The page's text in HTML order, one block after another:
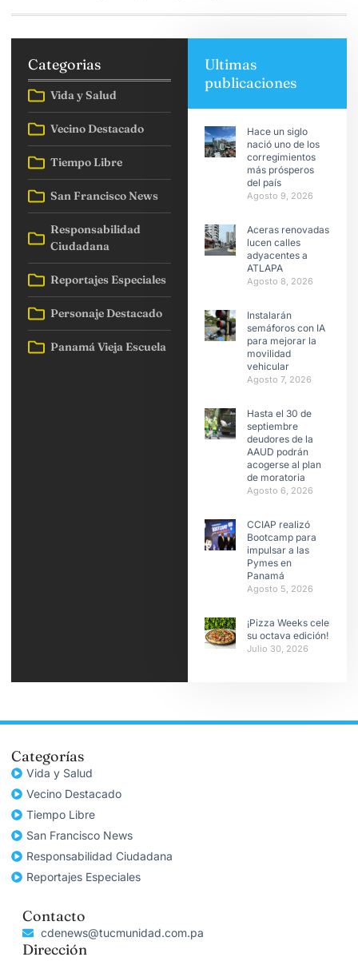
Categorias
Vida y Salud
Vecino Destacado
Tiempo Libre
San Francisco News
Responsabilidad
Ciudadana
Reportajes Especiales
Personaje Destacado
Panamá Vieja Escuela
Ultimas
publicaciones
Hace un siglo
nació uno de los
corregimientos
más prósperos
del país
Agosto 9, 2026
Aceras renovadas
lucen calles
adyacentes a
ATLAPA
Agosto 8, 2026
Instalarán
semáforos con IA
para mejorar la
movilidad
vehicular
Agosto 7, 2026
Hasta el 30 de
septiembre
deudores de la
AAUD podrán
acogerse al plan
de moratoria
Agosto 6, 2026
CCIAP realizó
Bootcamp para
impulsar a las
Pymes en
Panamá
Agosto 5, 2026
¡Pizza Weeks celebra
su octava edición!
Julio 30, 2026
Categorías
Vida y Salud
Vecino Destacado
Tiempo Libre
San Francisco News
Responsabilidad Ciudadana
Reportajes Especiales
Contacto
cdenews@tucmunidad.com.pa
Dirección